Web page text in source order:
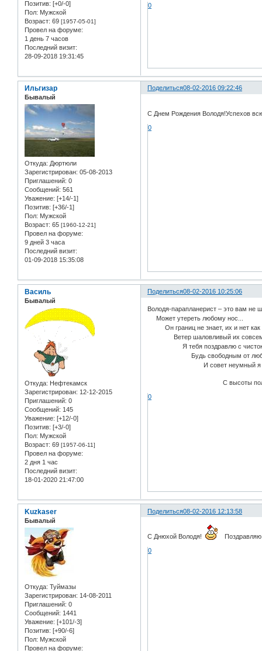
Позитив: [+0/-0]
Пол: Мужской
Возраст: 69 [1957-05-01]
Провел на форуме:
1 день 7 часов
Последний визит:
28-09-2018 19:31:45
0
Поделиться08-02-2016 09:22:46
Ильгизар
Бывалый
Откуда: Дюртюли
Зарегистрирован: 05-08-2013
Приглашений: 0
Сообщений: 561
Уважение: [+14/-1]
Позитив: [+36/-1]
Пол: Мужской
Возраст: 65 [1960-12-21]
Провел на форуме:
9 дней 3 часа
Последний визит:
01-09-2018 15:35:08
С Днем Рождения Володя!Успехов
0
Поделиться08-02-2016 10:25:06
Василь
Бывалый
Откуда: Нефтекамск
Зарегистрирован: 12-12-2015
Приглашений: 0
Сообщений: 145
Уважение: [+12/-0]
Позитив: [+3/-0]
Пол: Мужской
Возраст: 69 [1957-06-11]
Провел на форуме:
2 дня 1 час
Последний визит:
18-01-2020 21:47:00
Володя-парапланерист – это вам не
Может утереть любому нос...
Он границ не знает, их и нет как
Ветер шаловливый их совсем
Я тебя поздравлю с чистою
Будь свободным от любых
И совет неумный я
С высоты полета
0
Поделиться08-02-2016 12:13:58
Kuzkaser
Бывалый
Откуда: Туймазы
Зарегистрирован: 14-08-2011
Приглашений: 0
Сообщений: 1441
Уважение: [+101/-3]
Позитив: [+90/-6]
Пол: Мужской
Провел на форуме:
С Днюхой Володя!
0